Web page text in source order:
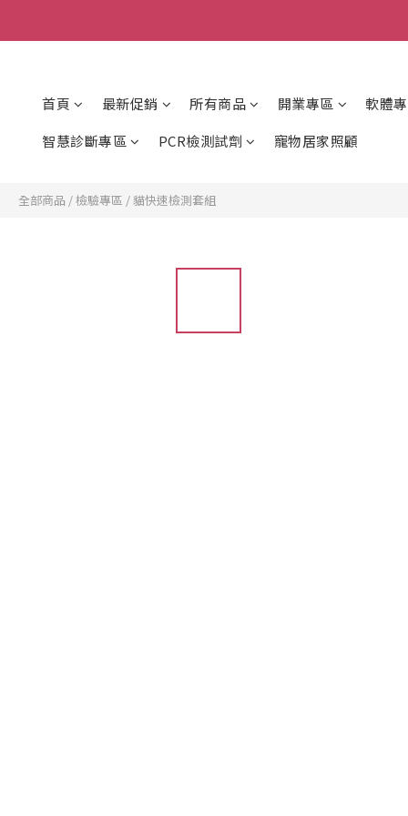
首頁 最新促銷 所有商品 開業專區
軟體
智慧診斷專區
PCR檢測試劑 寵物居家照顧
全部商品 /檢驗專區 /貓快速檢測套組